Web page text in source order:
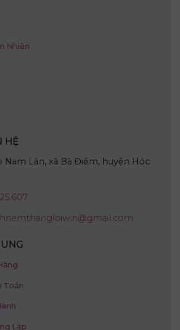
Nhiên
HỆ
Nam Lân, xã Bà Điểm, huyện Hóc
Toán
Lập